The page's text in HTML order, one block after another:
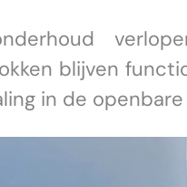
blijven
in de